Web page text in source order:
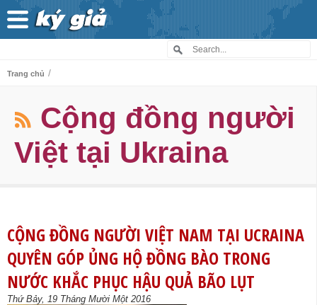
Trang chủ /
Cộng đồng người
Việt tại Ukraina
CỘNG ĐỒNG NGƯỜI VIỆT NAM TẠI UCRAINA
QUYÊN GÓP ỦNG HỘ ĐỒNG BÀO TRONG
NƯỚC KHẮC PHỤC HẬU QUẢ BÃO LỤT
Thứ Bảy, 19 Tháng Mười Một 2016